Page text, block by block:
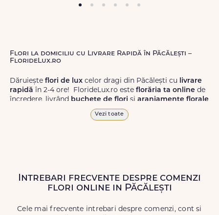
Flori la domiciliu cu Livrare Rapidă în Păcălești –
FlorideLux.ro
Dăruiește flori de lux celor dragi din Păcălești cu livrare
rapidă în 2-4 ore! FlorideLux.ro este florăria ta online de
încredere, livrând buchete de flori și aranjamente florale
de calitate superioară în Păcălești și în toată România.
Livrăm buchete de florichiar și în weekend, pentru ca tu
să poți adresa un gest frumos atunci când ai nevoie.
Vezi toate
Intrebari frecvente despre comenzi
flori online in Păcălești
Cele mai frecvente intrebari despre comenzi, cont si